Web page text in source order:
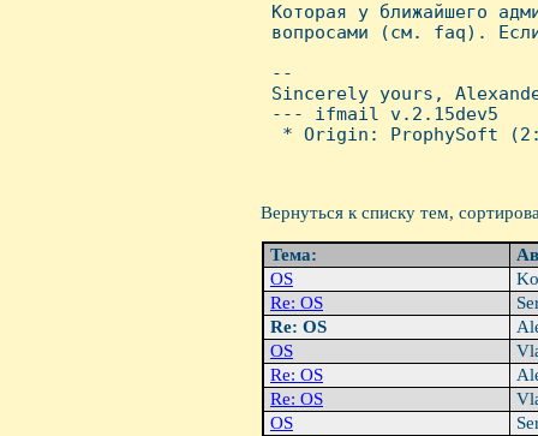
Которая у ближайшего
вопросами (см. faq).
--
Sincerely yours,
--- ifmail v.2.15dev5
* Origin: ProphySoft
Вернуться к списку тем,
Тема:
OS
Re: OS
Re: OS
OS
Re: OS
Re: OS
OS